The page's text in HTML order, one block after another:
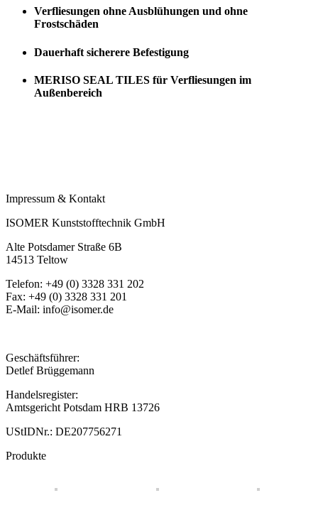
Verfliesungen ohne Ausblühungen und ohne
Frostschäden
Dauerhaft sicherere Befestigung
MERISO SEAL TILES für Verfliesungen im
Außenbereich
Impressum & Kontakt
ISOMER Kunststofftechnik GmbH
Alte Potsdamer Straße 6B
14513 Teltow
Telefon: +49 (0) 3328 331 202
Fax: +49 (0) 3328 331 201
E-Mail: info@isomer.de
Geschäftsführer:
Detlef Brüggemann
Handelsregister:
Amtsgericht Potsdam HRB 13726
UStIDNr.: DE207756271
Produkte